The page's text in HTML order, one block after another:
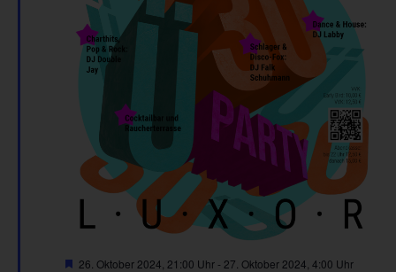
Hervorgehoben
26. Oktober 2024, 21:00 Uhr- 27. Oktober 2024, 4:00 Uhr